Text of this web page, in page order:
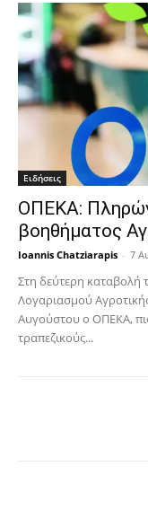
Ειδήσεις
ΟΠΕΚΑ:
βοηθήματος
Ioannis Chatziarapis - 7
Στη δεύτερη καταβολή
Λογαριασμού
Αυγούστου ο ΟΠΕΚΑ,
τραπεζικούς...